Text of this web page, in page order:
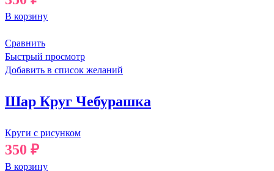
В корзину
Сравнить
Быстрый просмотр
Добавить в список желаний
Шар Круг Чебурашка
Круги с рисунком
350 ₽
В корзину